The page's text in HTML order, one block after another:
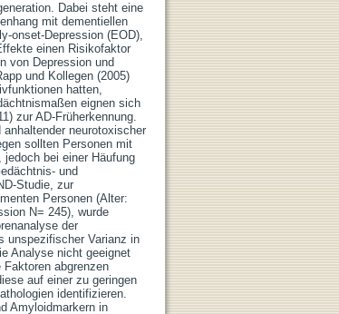
Dabei steht eine
mit dementiellen
onset-Depression (EOD),
einen Risikofaktor
von Depression und
und Kollegen (2005)
hatten,
eignen sich
zur AD-Früherkennung.
neurotoxischer
sollten Personen mit
bei einer Häufung
und
Studie, zur
Personen (Alter:
N= 245), wurde
der
unspezifischer Varianz in
Analyse nicht geeignet
abgrenzen
auf einer zu geringen
identifizieren.
Amyloidmarkern in